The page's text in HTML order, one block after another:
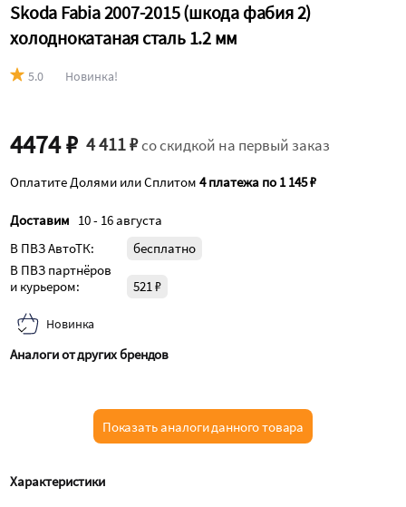
Skoda Fabia 2007-2015 (шкода фабия 2)
холоднокатаная сталь 1.2 мм
5.0 Новинка!
4474 ₽ 4 411 ₽со скидкой на первый заказ
Оплатите Долями или Сплитом4 платежа по 1 145 ₽
Доставим 10 - 16 августа
В ПВЗ АвтоТК:
бесплатно
В ПВЗ партнёров
и курьером:
521 ₽
Новинка
Аналоги от других брендов
Показать аналоги данного товара
Характеристики